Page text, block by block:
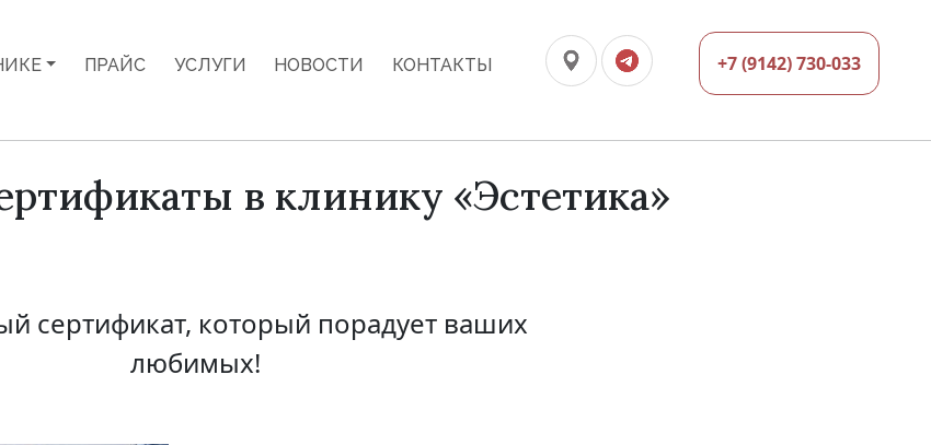
ПРАЙС УСЛУГИ НОВОСТИ КОНТАКТЫ +7 (9142) 730-033
в клинику «Эстетика»
сертификат, который порадует ваших
любимых!